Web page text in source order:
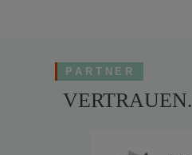
PARTNER
VERTRAUEN.